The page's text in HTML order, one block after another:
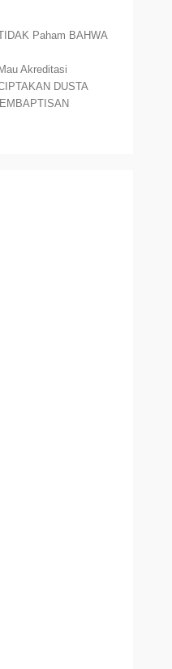
Paham BAHWA
Akreditasi
DUSTA